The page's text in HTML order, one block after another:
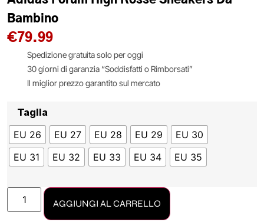
Bambino
€79.99
Spedizione gratuita solo per oggi
30 giorni di garanzia “Soddisfatti o Rimborsati”
Il miglior prezzo garantito sul mercato
Taglia
EU 26
EU 27 EU 28 EU 29
EU 30
EU 31
EU 32 EU 33 EU 34 EU 35
AGGIUNGI AL CARRELLO